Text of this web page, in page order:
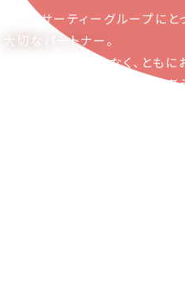
ピアーサーティーグループにと
大切なパートナー。
お取引の関係ではなく、とも
かち合える関係でありたいと考